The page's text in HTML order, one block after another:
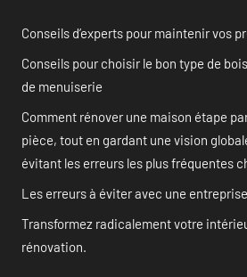
Conseils d’experts pour maintenir vos
Conseils pour choisir le bon type de
de menuiserie
Comment rénover une maison étape
pièce, tout en gardant une vision
évitant les erreurs les plus fréquentes
Les erreurs à éviter avec une
Transformez radicalement votre
rénovation.